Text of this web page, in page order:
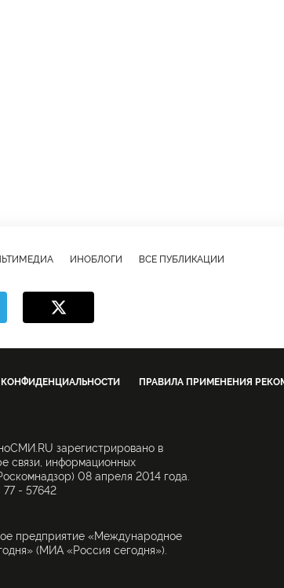
ИНОБЛОГИ ВСЕ ПУБЛИКАЦИИ
ПРАВИЛА ПРИМЕНЕНИЯ
зарегистрировано в
связи, информационных
08 апреля 2014 года.
- 57642
предприятие «Международное
(МИА «Россия сегодня»).